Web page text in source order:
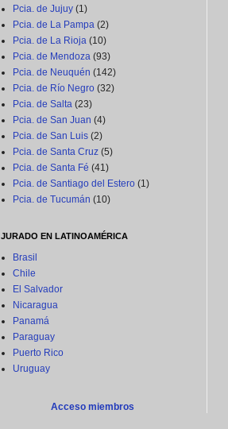
Pcia. de Jujuy (1)
Pcia. de La Pampa (2)
Pcia. de La Rioja (10)
Pcia. de Mendoza (93)
Pcia. de Neuquén (142)
Pcia. de Río Negro (32)
Pcia. de Salta (23)
Pcia. de San Juan (4)
Pcia. de San Luis (2)
Pcia. de Santa Cruz (5)
Pcia. de Santa Fé (41)
Pcia. de Santiago del Estero (1)
Pcia. de Tucumán (10)
JURADO EN LATINOAMÉRICA
Brasil
Chile
El Salvador
Nicaragua
Panamá
Paraguay
Puerto Rico
Uruguay
Acceso miembros